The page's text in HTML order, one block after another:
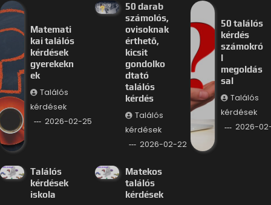
Matemati
kai találós
kérdések
gyerekekn
ek
Találós
kérdések
2026-02-25
50 darab
számolós,
ovisoknak
érthető,
kicsit
gondolko
dtató
találós
kérdés
Találós
kérdések
2026-02-22
50 találós
kérdés
számokró
megoldás
sal
Találós
kérdések
2026-
Találós
kérdések
iskola
Matekos
találós
kérdések